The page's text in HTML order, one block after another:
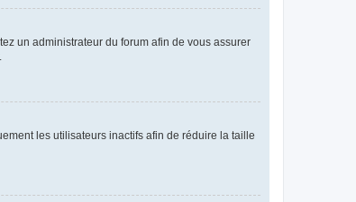
un administrateur du forum afin de vous assurer
les utilisateurs inactifs afin de réduire la taille